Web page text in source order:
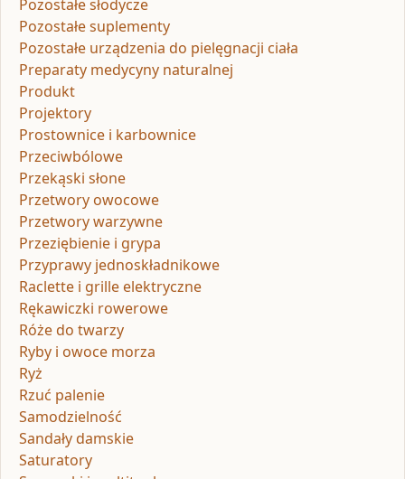
Pozostałe słodycze
Pozostałe suplementy
Pozostałe urządzenia do pielęgnacji ciała
Preparaty medycyny naturalnej
Produkt
Projektory
Prostownice i karbownice
Przeciwbólowe
Przekąski słone
Przetwory owocowe
Przetwory warzywne
Przeziębienie i grypa
Przyprawy jednoskładnikowe
Raclette i grille elektryczne
Rękawiczki rowerowe
Róże do twarzy
Ryby i owoce morza
Ryż
Rzuć palenie
Samodzielność
Sandały damskie
Saturatory